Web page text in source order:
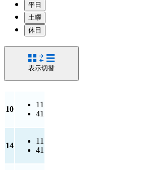
平日
土曜
休日
表示切替
10
11
41
14
11
41